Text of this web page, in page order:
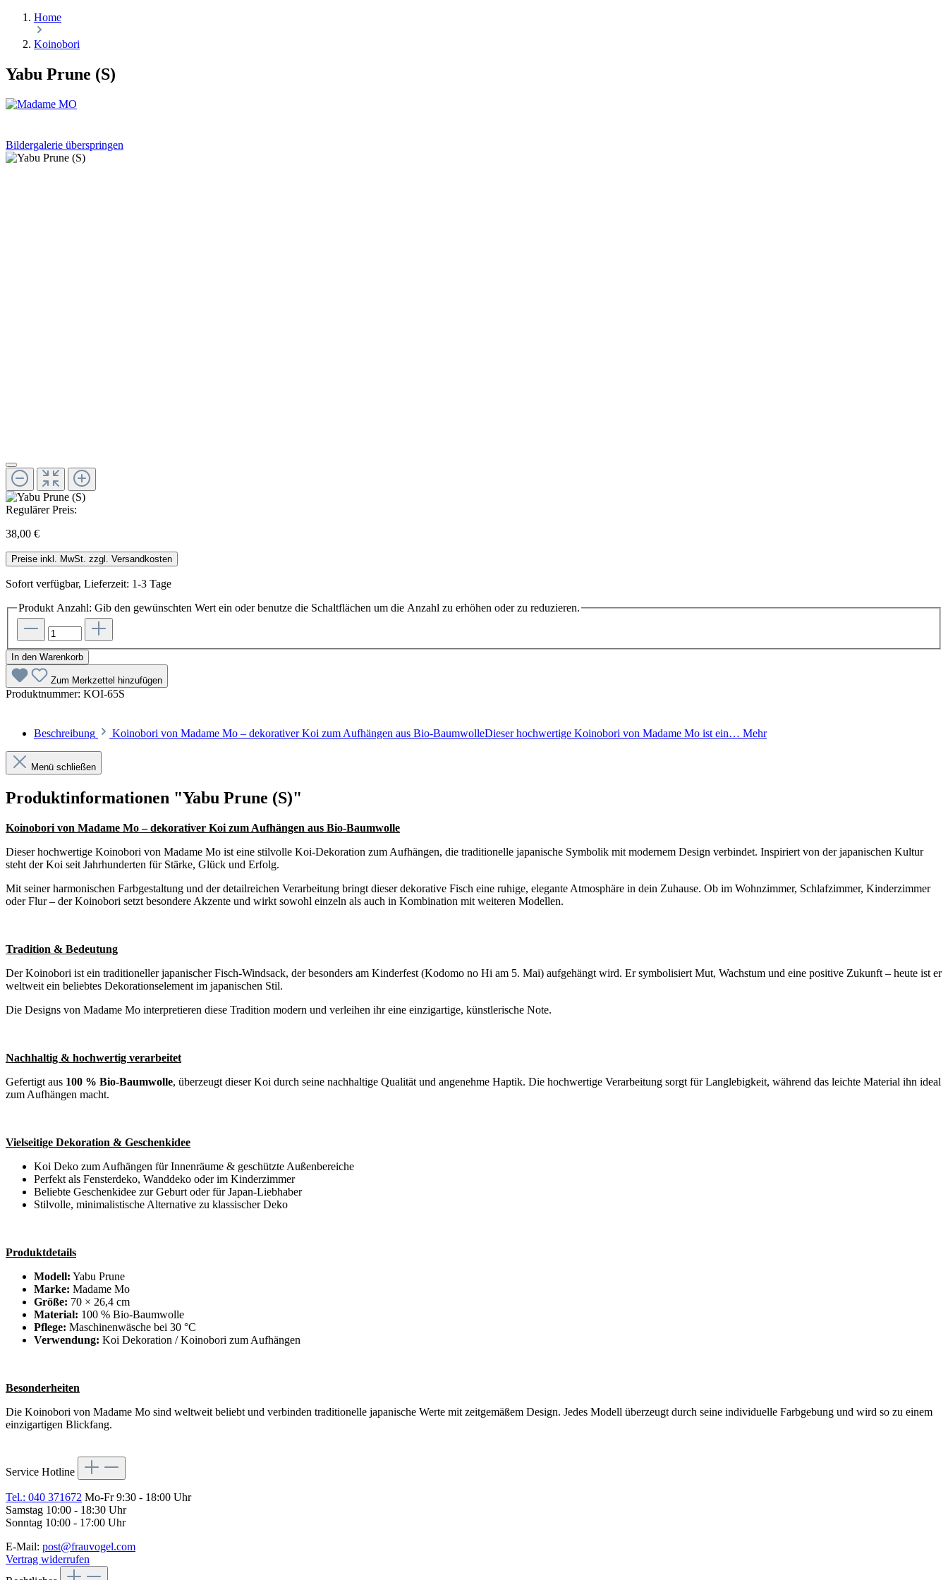
Home
Koinobori
Yabu Prune (S)
Bildergalerie überspringen
Regulärer Preis:
38,00 €
Preise inkl. MwSt. zzgl. Versandkosten
Sofort verfügbar, Lieferzeit: 1-3 Tage
Produkt Anzahl: Gib den gewünschten Wert ein oder benutze die Schaltflächen um die Anzahl zu erhöhen oder zu reduzieren.
In den Warenkorb
Zum Merkzettel hinzufügen
Produktnummer: KOI-65S
Beschreibung Koinobori von Madame Mo – dekorativer Koi zum Aufhängen aus Bio-BaumwolleDieser hochwertige Koinobori von Madame Mo ist ein… Mehr
Menü schließen
Produktinformationen "Yabu Prune (S)"
Koinobori von Madame Mo – dekorativer Koi zum Aufhängen aus Bio-Baumwolle
Dieser hochwertige Koinobori von Madame Mo ist eine stilvolle Koi-Dekoration zum Aufhängen, die traditionelle japanische Symbolik mit modernem Design verbindet. Inspiriert von der japanischen Kultur
steht der Koi seit Jahrhunderten für Stärke, Glück und Erfolg.
Mit seiner harmonischen Farbgestaltung und der detailreichen Verarbeitung bringt dieser dekorative Fisch eine ruhige, elegante Atmosphäre in dein Zuhause. Ob im Wohnzimmer, Schlafzimmer, Kinderzimmer
oder Flur – der Koinobori setzt besondere Akzente und wirkt sowohl einzeln als auch in Kombination mit weiteren Modellen.
Tradition & Bedeutung
Der Koinobori ist ein traditioneller japanischer Fisch-Windsack, der besonders am Kinderfest (Kodomo no Hi am 5. Mai) aufgehängt wird. Er symbolisiert Mut, Wachstum und eine positive Zukunft – heute ist er
weltweit ein beliebtes Dekorationselement im japanischen Stil.
Die Designs von Madame Mo interpretieren diese Tradition modern und verleihen ihr eine einzigartige, künstlerische Note.
Nachhaltig & hochwertig verarbeitet
Gefertigt aus 100 % Bio-Baumwolle, überzeugt dieser Koi durch seine nachhaltige Qualität und angenehme Haptik. Die hochwertige Verarbeitung sorgt für Langlebigkeit, während das leichte Material ihn ideal
zum Aufhängen macht.
Vielseitige Dekoration & Geschenkidee
Koi Deko zum Aufhängen für Innenräume & geschützte Außenbereiche
Perfekt als Fensterdeko, Wanddeko oder im Kinderzimmer
Beliebte Geschenkidee zur Geburt oder für Japan-Liebhaber
Stilvolle, minimalistische Alternative zu klassischer Deko
Produktdetails
Modell: Yabu Prune
Marke: Madame Mo
Größe: 70 × 26,4 cm
Material: 100 % Bio-Baumwolle
Pflege: Maschinenwäsche bei 30 °C
Verwendung: Koi Dekoration / Koinobori zum Aufhängen
Besonderheiten
Die Koinobori von Madame Mo sind weltweit beliebt und verbinden traditionelle japanische Werte mit zeitgemäßem Design. Jedes Modell überzeugt durch seine individuelle Farbgebung und wird so zu einem
einzigartigen Blickfang.
Service Hotline
Tel.: 040 371672 Mo-Fr 9:30 - 18:00 Uhr
Samstag 10:00 - 18:30 Uhr
Sonntag 10:00 - 17:00 Uhr
E-Mail: post@frauvogel.com
Vertrag widerrufen